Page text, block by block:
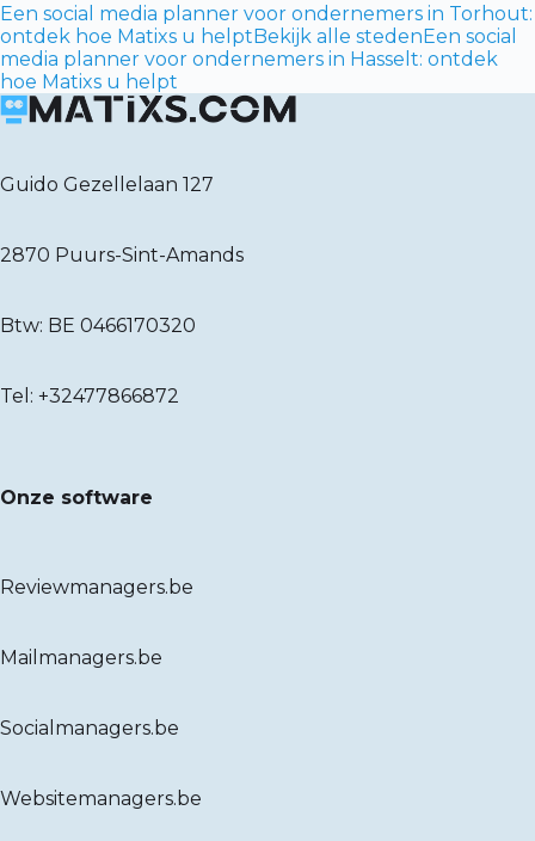
Een social media planner voor ondernemers in Torhout:
ontdek hoe Matixs u helptBekijk alle stedenEen social
media planner voor ondernemers in Hasselt: ontdek
hoe Matixs u helpt
Guido Gezellelaan 127
2870 Puurs-Sint-Amands
Btw: BE 0466170320
Tel: +32477866872
Onze software
Reviewmanagers.be
Mailmanagers.be
Socialmanagers.be
Websitemanagers.be